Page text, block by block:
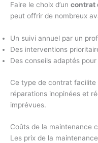
Faire le choix d’un contrat
peut offrir de nombreux
Un suivi annuel par un
Des interventions
Des conseils adaptés
Ce type de contrat
réparations inopinées et
imprévues.
Coûts de la maintenance
Les prix de la